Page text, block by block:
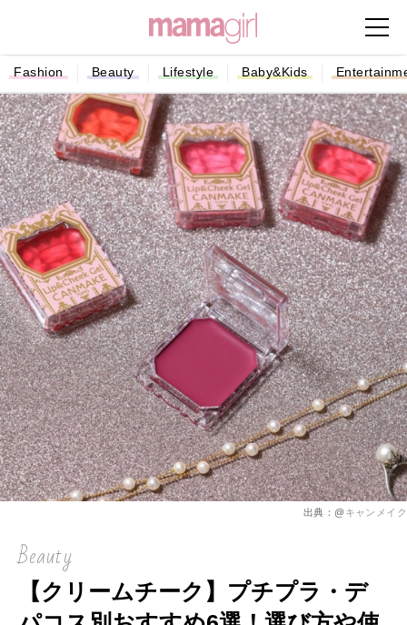
Fashion Beauty Lifestyle Baby&Kids
出典：@キャンメイク
Beauty
【クリームチーク】プチプラ・デ